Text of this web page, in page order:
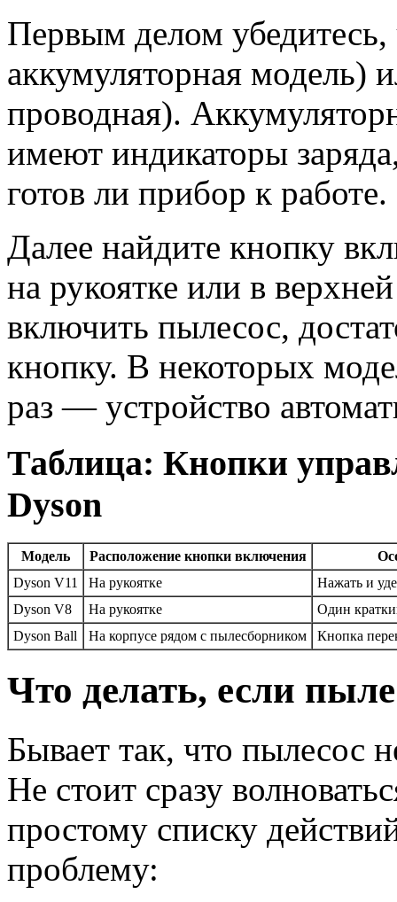
Первым делом убедитесь,
аккумуляторная модель)
проводная).
имеют индикаторы
готов ли прибор к работе.
Далее найдите кнопку
на рукоятке или в
включить пылесос,
кнопку. В некоторых
раз — устройство
Таблица: Кнопки
Dyson
Модель Расположение кнопки включения
Dyson V11
На рукоятке
Нажать и
Dyson V8
На рукоятке
Один
Dyson Ball
На корпусе рядом с пылесборником Кнопка
Что делать, если
Бывает так, что пылесос
Не стоит сразу
простому списку
проблему: